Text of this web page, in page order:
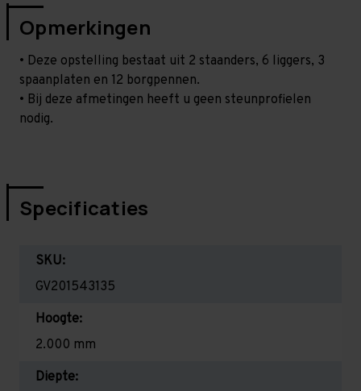
Opmerkingen
• Deze opstelling bestaat uit 2 staanders, 6 liggers, 3
spaanplaten en 12 borgpennen.
• Bij deze afmetingen heeft u geen steunprofielen
nodig.
Specificaties
SKU:
GV201543135
Hoogte:
2.000 mm
Diepte: